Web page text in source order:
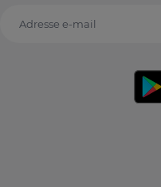
Adresse e-mail